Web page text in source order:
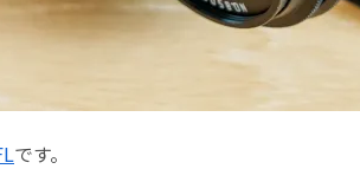
です。